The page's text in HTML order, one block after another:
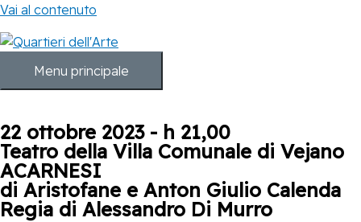
Vai al contenuto
Menu principale
22 ottobre 2023 - h 21,00
Teatro della Villa Comunale di Vejano
ACARNESI
di Aristofane e Anton Giulio Calenda
Regia di Alessandro Di Murro